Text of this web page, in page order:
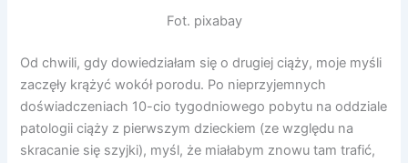
Fot. pixabay
Od chwili, gdy dowiedziałam się o drugiej ciąży, moje myśli
zaczęły krążyć wokół porodu. Po nieprzyjemnych
doświadczeniach 10-cio tygodniowego pobytu na oddziale
patologii ciąży z pierwszym dzieckiem (ze względu na
skracanie się szyjki), myśl, że miałabym znowu tam trafić,